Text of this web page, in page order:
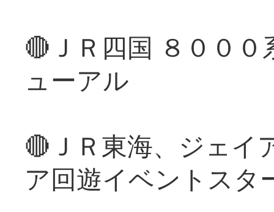
🔴ＪＲ四国 ８００
ューアル
🔴ＪＲ東海、ジェイ
ア回遊イベントスタ